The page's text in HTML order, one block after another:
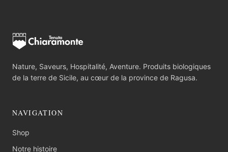
Nature, Saveurs, Hospitalité, Aventure. Produits biologiques
de la terre de Sicile, au cœur de la province de Ragusa.
NAVIGATION
Shop
Notre histoire